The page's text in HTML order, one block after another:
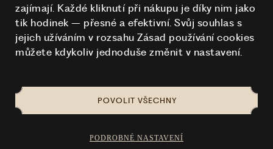
HODINKY
NA TOMTO WEBU STRAŠÍ
zajímají. Každé kliknutí při nákupu je díky nim jako
tik hodinek – přesné a efektivní. Svůj souhlas s
jejich užíváním v rozsahu Zásad používání cookies
můžete kdykoliv jednoduše změnit v nastavení.
POVOLIT VŠECHNY
PODROBNÉ NASTAVENÍ